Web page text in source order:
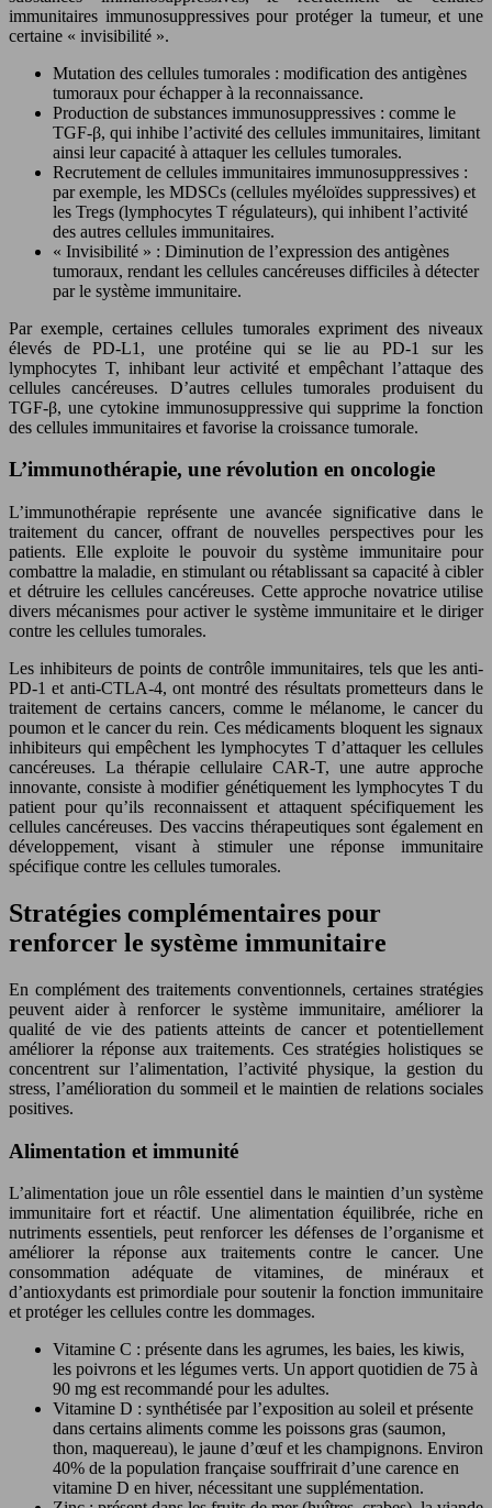
immunitaires immunosuppressives pour protéger la tumeur, et une
certaine « invisibilité ».
Mutation des cellules tumorales : modification des antigènes
tumoraux pour échapper à la reconnaissance.
Production de substances immunosuppressives : comme le
TGF-β, qui inhibe l’activité des cellules immunitaires, limitant
ainsi leur capacité à attaquer les cellules tumorales.
Recrutement de cellules immunitaires immunosuppressives :
par exemple, les MDSCs (cellules myéloïdes suppressives) et
les Tregs (lymphocytes T régulateurs), qui inhibent l’activité
des autres cellules immunitaires.
« Invisibilité » : Diminution de l’expression des antigènes
tumoraux, rendant les cellules cancéreuses difficiles à détecter
par le système immunitaire.
Par exemple, certaines cellules tumorales expriment des niveaux
élevés de PD-L1, une protéine qui se lie au PD-1 sur les
lymphocytes T, inhibant leur activité et empêchant l’attaque des
cellules cancéreuses. D’autres cellules tumorales produisent du
TGF-β, une cytokine immunosuppressive qui supprime la fonction
des cellules immunitaires et favorise la croissance tumorale.
L’immunothérapie, une révolution en oncologie
L’immunothérapie représente une avancée significative dans le
traitement du cancer, offrant de nouvelles perspectives pour les
patients. Elle exploite le pouvoir du système immunitaire pour
combattre la maladie, en stimulant ou rétablissant sa capacité à cibler
et détruire les cellules cancéreuses. Cette approche novatrice utilise
divers mécanismes pour activer le système immunitaire et le diriger
contre les cellules tumorales.
Les inhibiteurs de points de contrôle immunitaires, tels que les anti-
PD-1 et anti-CTLA-4, ont montré des résultats prometteurs dans le
traitement de certains cancers, comme le mélanome, le cancer du
poumon et le cancer du rein. Ces médicaments bloquent les signaux
inhibiteurs qui empêchent les lymphocytes T d’attaquer les cellules
cancéreuses. La thérapie cellulaire CAR-T, une autre approche
innovante, consiste à modifier génétiquement les lymphocytes T du
patient pour qu’ils reconnaissent et attaquent spécifiquement les
cellules cancéreuses. Des vaccins thérapeutiques sont également en
développement, visant à stimuler une réponse immunitaire
spécifique contre les cellules tumorales.
Stratégies complémentaires pour
renforcer le système immunitaire
En complément des traitements conventionnels, certaines stratégies
peuvent aider à renforcer le système immunitaire, améliorer la
qualité de vie des patients atteints de cancer et potentiellement
améliorer la réponse aux traitements. Ces stratégies holistiques se
concentrent sur l’alimentation, l’activité physique, la gestion du
stress, l’amélioration du sommeil et le maintien de relations sociales
positives.
Alimentation et immunité
L’alimentation joue un rôle essentiel dans le maintien d’un système
immunitaire fort et réactif. Une alimentation équilibrée, riche en
nutriments essentiels, peut renforcer les défenses de l’organisme et
améliorer la réponse aux traitements contre le cancer. Une
consommation adéquate de vitamines, de minéraux et
d’antioxydants est primordiale pour soutenir la fonction immunitaire
et protéger les cellules contre les dommages.
Vitamine C : présente dans les agrumes, les baies, les kiwis,
les poivrons et les légumes verts. Un apport quotidien de 75 à
90 mg est recommandé pour les adultes.
Vitamine D : synthétisée par l’exposition au soleil et présente
dans certains aliments comme les poissons gras (saumon,
thon, maquereau), le jaune d’œuf et les champignons. Environ
40% de la population française souffrirait d’une carence en
vitamine D en hiver, nécessitant une supplémentation.